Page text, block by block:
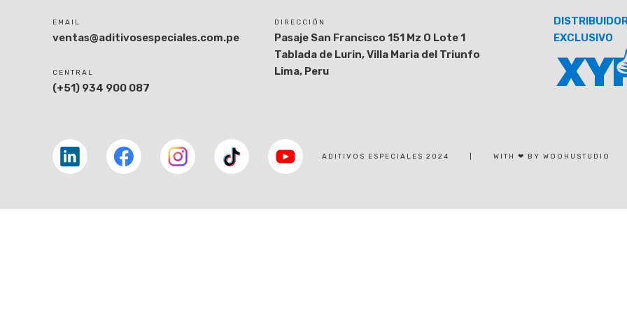
EMAIL
ventas@aditivosespeciales.com.pe
CENTRAL
(+51) 934 900 087
DIRECCIÓN
Pasaje San Francisco 151 Mz O Lote 1
Tablada de Lurin, Villa Maria del Triunfo
Lima, Peru
EXCLUSIVO
Linkedin facebook facebook tiktok
youtube
ADITIVOS ESPECIALES 2024
WITH ❤ BY WOOHUSTUDIO